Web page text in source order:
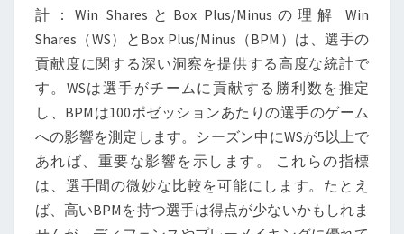
計：Win SharesとBox Plus/Minusの理解 Win
Shares（WS）とBox Plus/Minus（BPM）は、選手の
貢献度に関する深い洞察を提供する高度な統計で
す。WSは選手がチームに貢献する勝利数を推定
し、BPMは100ポゼッションあたりの選手のゲーム
への影響を測定します。シーズン中にWSが5以上で
あれば、重要な影響を示します。 これらの指標
は、選手間の微妙な比較を可能にします。たとえ
ば、高いBPMを持つ選手は得点が少ないかもしれま